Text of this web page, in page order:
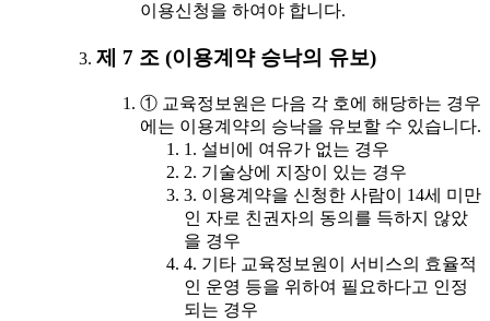
이용신청을 하여야 합니다.
제 7 조 (이용계약 승낙의 유보)
① 교육정보원은 다음 각 호에 해당하는 경우
에는 이용계약의 승낙을 유보할 수 있습니다.
1. 설비에 여유가 없는 경우
2. 기술상에 지장이 있는 경우
3. 이용계약을 신청한 사람이 14세 미만
인 자로 친권자의 동의를 득하지 않았
을 경우
4. 기타 교육정보원이 서비스의 효율적
인 운영 등을 위하여 필요하다고 인정
되는 경우